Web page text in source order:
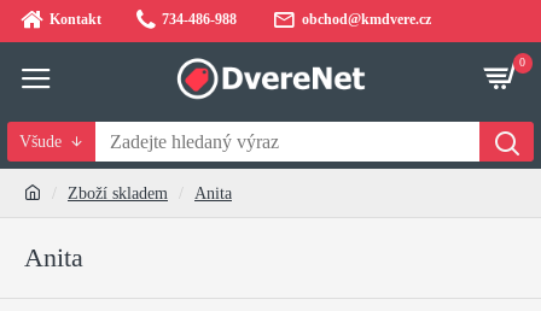
Kontakt 734-486-988 obchod@kmdvere.cz
0
Všude
Zboží skladem Anita
Anita